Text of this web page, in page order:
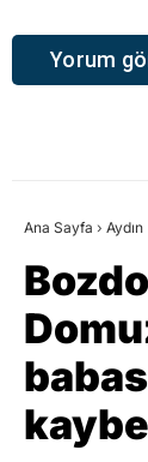
Ana Sayfa › Aydın